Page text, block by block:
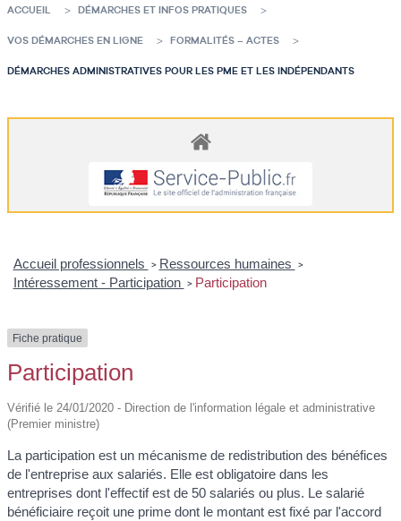
ACCUEIL DÉMARCHES ET INFOS PRATIQUES
VOS DÉMARCHES EN LIGNE FORMALITÉS – ACTES
DÉMARCHES ADMINISTRATIVES POUR LES PME ET LES INDÉPENDANTS
Accueil professionnels > Ressources humaines >
Intéressement - Participation > Participation
Fiche pratique
Participation
Vérifié le 24/01/2020 - Direction de l'information légale et administrative
(Premier ministre)
La participation est un mécanisme de redistribution des bénéfices
de l'entreprise aux salariés. Elle est obligatoire dans les
entreprises dont l'effectif est de 50 salariés ou plus. Le salarié
bénéficiaire reçoit une prime dont le montant est fixé par l'accord